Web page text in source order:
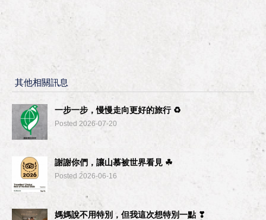
其他相關訊息
一步一步，慢慢走向更好的旅行 ♻︎
Posted 2026-07-20
謝謝你們，讓山慕被世界看見 ☘︎
Posted 2026-06-16
媽媽說不用特別，但我這次想特別一點 ❣